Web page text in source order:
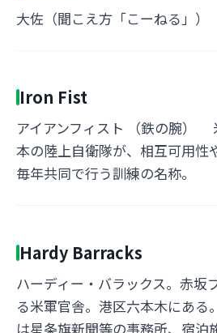
大佐（聞こえ方「こーねる」）
Iron Fist
アイアンフィスト （鉄の腕）
本の陸上自衛隊が、相互可用性
毎年共同で行う訓練の名称。
Hardy Barracks
ハーディー・バラックス。赤坂
る米軍官舎。港区六本木にある
は星条旗新聞等の事務所、宿泊